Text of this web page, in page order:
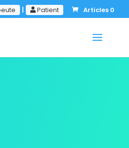
| Patient Articles 0